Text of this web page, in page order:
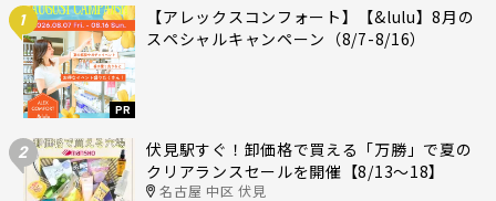
1
PR
【アレックスコンフォート】【&lulu】8月の
スペシャルキャンペーン（8/7-8/16）
2
伏見駅すぐ！卸価格で買える「万勝」で夏の
クリアランスセールを開催【8/13〜18】
名古屋 中区 伏見